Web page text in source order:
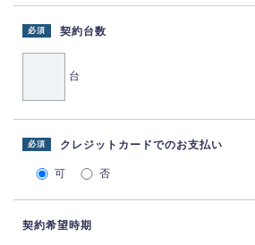
契約台数
必須
台
クレジットカードでのお支払い
必須
可 否
契約希望時期